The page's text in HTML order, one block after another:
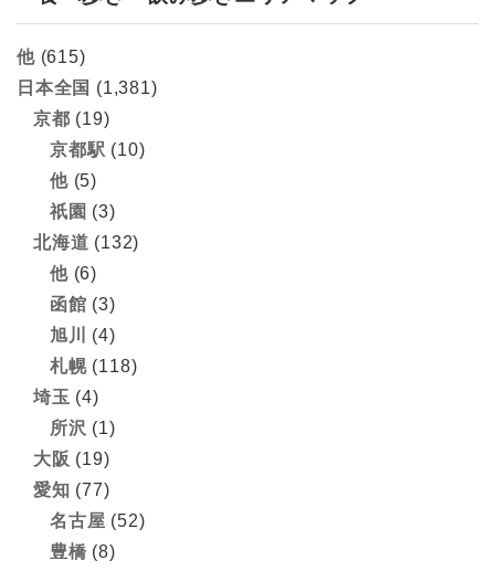
他(615)
日本全国 (1,381)
京都 (19)
京都駅 (10)
他(5)
祇園 (3)
北海道 (132)
他(6)
函館 (3)
旭川
(4)
札幌(118)
埼玉 (4)
所沢 (1)
大阪 (19)
愛知 (77)
名古屋 (52)
豊橋 (8)